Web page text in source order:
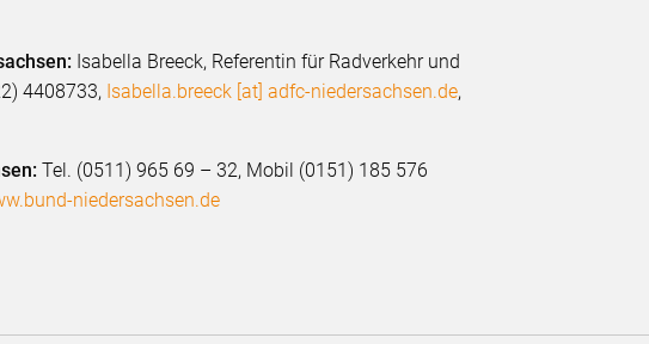
Isabella Breeck, Referentin für Radverkehr und
4408733, Isabella.breeck [at] adfc-niedersachsen.de,
Tel. (0511) 965 69 – 32, Mobil (0151) 185 576
niedersachsen.de